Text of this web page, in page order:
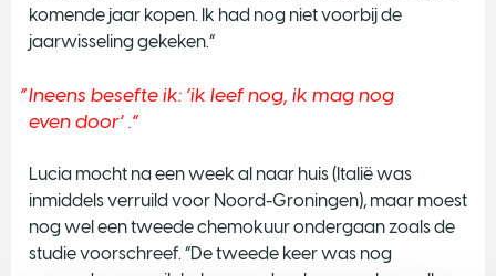
komende jaar kopen. Ik had nog niet voorbij de
jaarwisseling gekeken.”
Ineens besefte ik: ‘ik leef nog, ik mag nog
even door’ .
Lucia mocht na een week al naar huis (Italië was
inmiddels verruild voor Noord-Groningen), maar moest
nog wel een tweede chemokuur ondergaan zoals de
studie voorschreef. “De tweede keer was nog